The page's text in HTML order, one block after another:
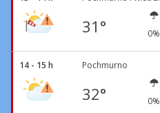
31° 0%
14 - 15 h Pochmurno
32° 0%